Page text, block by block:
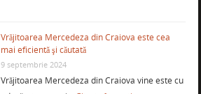
Vrăjitoarea Mercedeza din Craiova este cea
mai eficientă şi căutată
9 septembrie 2024
Vrăjitoarea Mercedeza din Craiova vine este cu